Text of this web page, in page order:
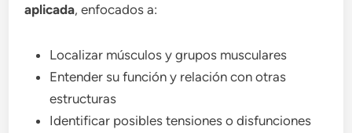
aplicada, enfocados a:
Localizar músculos y grupos musculares
Entender su función y relación con otras
estructuras
Identificar posibles tensiones o disfunciones